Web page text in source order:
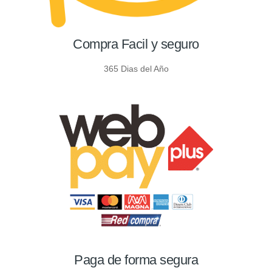
Compra Facil y seguro
365 Dias del Año
Paga de forma segura